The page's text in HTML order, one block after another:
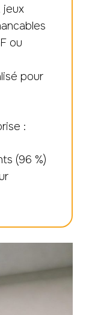
jeux
ou
pour
:
(96 %)